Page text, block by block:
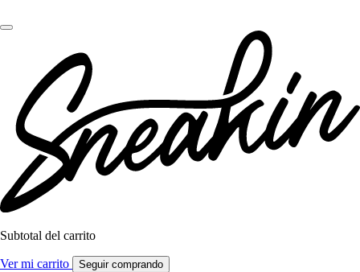
Subtotal del carrito
Ver mi carrito Seguir comprando